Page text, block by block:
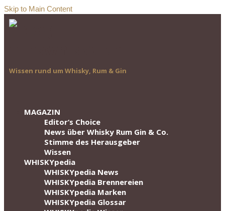
Skip to Main Content
Wissen rund um Whisky, Rum & Gin
MAGAZIN
Editor‘s Choice
News über Whisky Rum Gin & Co.
Stimme des Herausgeber
Wissen
WHISKYpedia
WHISKYpedia News
WHISKYpedia Brennereien
WHISKYpedia Marken
WHISKYpedia Glossar